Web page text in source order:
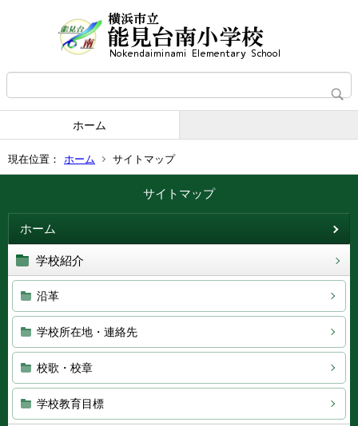
ホーム
現在位置： ホーム サイトマップ
サイトマップ
ホーム
学校紹介
沿革
学校所在地・連絡先
校歌・校章
学校教育目標